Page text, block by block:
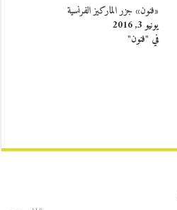
«فنون» جزر الماركيز الفرنسية
يونيو 3, 2016
في "فنون"